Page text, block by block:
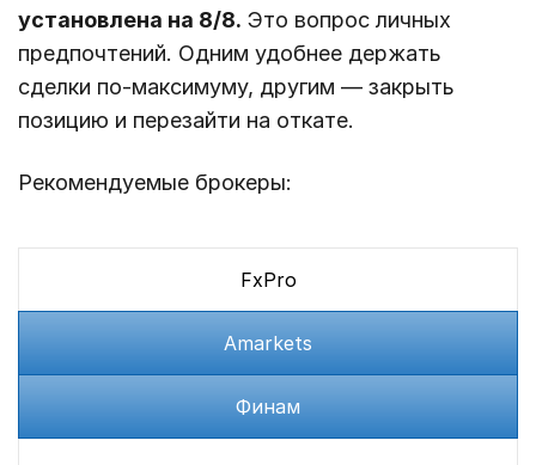
установлена на 8/8. Это вопрос личных
предпочтений. Одним удобнее держать
сделки по-максимуму, другим ― закрыть
позицию и перезайти на откате.
Рекомендуемые брокеры:
FxPro
Amarkets
Финам